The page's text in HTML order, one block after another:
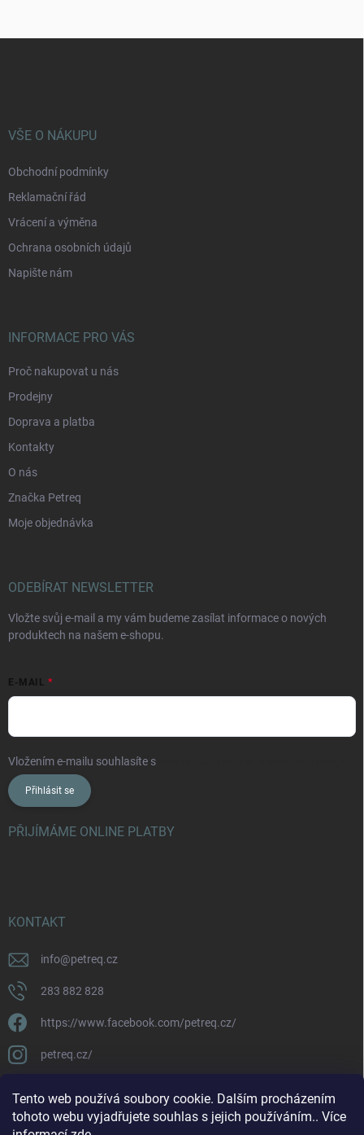
Tento web používá soubory cookie. Dalším procházením
tohoto webu vyjadřujete souhlas s jejich používáním.. Více
VŠE O NÁKUPU
Obchodní podmínky
Reklamační řád
Vrácení a výměna
Ochrana osobních údajů
Napište nám
INFORMACE PRO VÁS
Proč nakupovat u nás
Prodejny
Doprava a platba
Kontakty
O nás
Značka Petreq
Moje objednávka
ODEBÍRAT NEWSLETTER
Vložte svůj e-mail a my vám budeme zasílat informace o nových
produktech na našem e-shopu.
E-MAIL
Vložením e-mailu souhlasíte s
Přihlásit se
PŘIJÍMÁME ONLINE PLATBY
KONTAKT
info@petreq.cz
283 882 828
https://www.facebook.com/petreq.cz/
petreq.cz/